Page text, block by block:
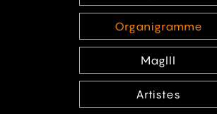
Organigramme
MagIII
Artistes